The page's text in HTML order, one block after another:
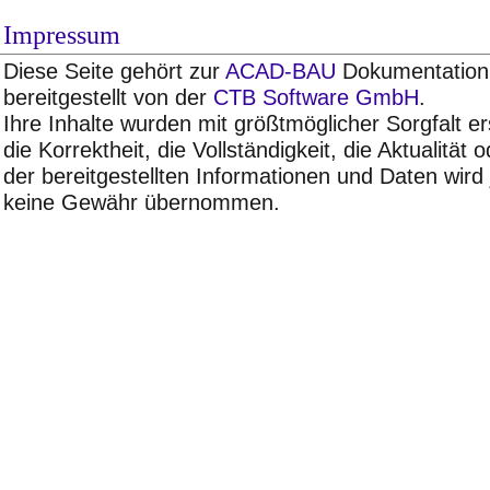
Impressum
Diese Seite gehört zur ACAD-BAU
bereitgestellt von der CTB Software GmbH.
Ihre Inhalte wurden mit größtmöglicher Sorgfalt
die Korrektheit, die Vollständigkeit, die Aktualität
der bereitgestellten Informationen und Daten wird
keine Gewähr übernommen.